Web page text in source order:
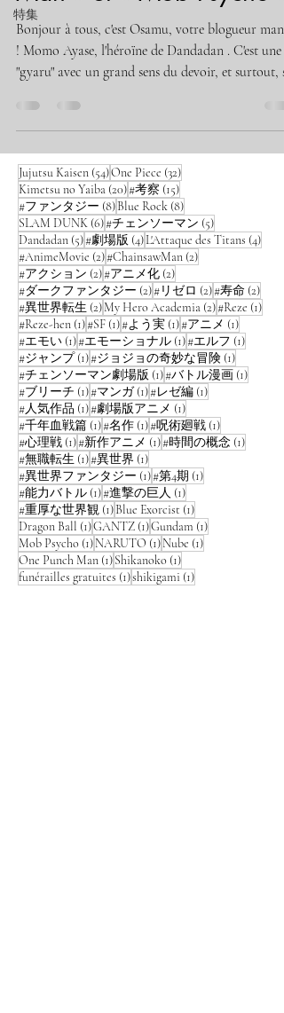
特集
Bonjour à tous, c'est Osamu, votre blogueur
! Momo Ayase, l'héroïne de Dandadan . C'est une
"gyaru" avec un grand sens du devoir, et surtout, sa
est incroyablement cool ! Mais une pensée m'a
traversé l'esprit. « Attendez, le monde du manga ne
compte-t-il pas déjà des médiums ridiculement
puissants... ? » Alors aujourd'hui, je lance un
de comparaison interdit ! Tornade Tragique
(Tatsumaki) de One Punch Man et
Jujutsu Kaisen (54)54 posts
One Piece (32)32 posts
Kimetsu no Yaiba (20)20 posts
#考察 (15)15 posts
#ファンタジー (8)8 posts
Blue Rock (8)8 posts
SLAM DUNK (6)6 posts
#チェンソーマン (5)5 posts
Dandadan (5)5 posts
#劇場版 (4)4 posts
L'Attaque des Titans (4)4
#AnimeMovie (2)2 posts
#ChainsawMan (2)2 posts
#アクション (2)2 posts
#アニメ化 (2)2 posts
#ダークファンタジー (2)2 posts
#リゼロ (2)2 posts
#寿命 (2)2
#異世界転生 (2)2 posts
My Hero Academia (2)2 posts
#Reze (1)1 post
#Reze-hen (1)1 post
#SF (1)1 post
#よう実 (1)1 post
#アニメ (1)1 post
#エモい (1)1 post
#エモーショナル (1)1 post
#エルフ (1)1 post
#ジャンプ (1)1 post
#ジョジョの奇妙な冒険 (1)1 post
#チェンソーマン劇場版 (1)1 post
#バトル漫画 (1)1 post
#ブリーチ (1)1 post
#マンガ (1)1 post
#レゼ編 (1)1 post
#人気作品 (1)1 post
#劇場版アニメ (1)1 post
#千年血戦篇 (1)1 post
#名作 (1)1 post
#呪術廻戦 (1)1 post
#心理戦 (1)1 post
#新作アニメ (1)1 post
#時間の概念 (1)1 post
#無職転生 (1)1 post
#異世界 (1)1 post
#異世界ファンタジー (1)1 post
#第4期 (1)1 post
#能力バトル (1)1 post
#進撃の巨人 (1)1 post
#重厚な世界観 (1)1 post
Blue Exorcist (1)1 post
Dragon Ball (1)1 post
GANTZ (1)1 post
Gundam (1)1 post
Mob Psycho (1)1 post
NARUTO (1)1 post
Nube (1)1 post
One Punch Man (1)1 post
Shikanoko (1)1 post
funérailles gratuites (1)1 post
shikigami (1)1 post